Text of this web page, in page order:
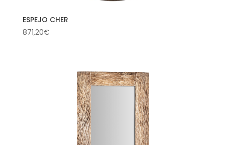
ESPEJO CHER
871,20€